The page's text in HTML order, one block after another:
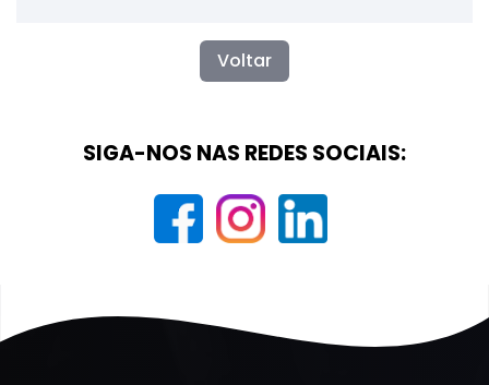
Voltar
SIGA-NOS NAS REDES SOCIAIS: